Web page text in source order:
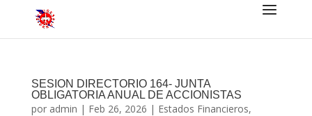
SESION DIRECTORIO 164- JUNTA
OBLIGATORIA ANUAL DE ACCIONISTAS
por admin | Feb 26, 2026 | Estados Financieros,